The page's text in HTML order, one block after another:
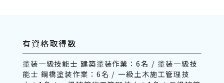
有資格取得数
塗装一級技能士 建築塗装作業：6名 / 塗装一級技
能士 鋼橋塗装作業：6名 / 一級土木施工管理技